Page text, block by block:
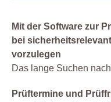
Mit der Software zur
bei
vorzulegen
Das lange Suchen
Prüftermine und